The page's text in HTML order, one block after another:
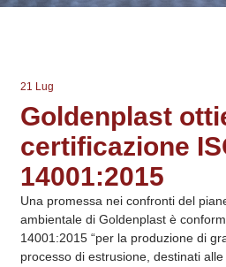
21 Lug
Goldenplast
certificazione
14001:2015
Una promessa nei confronti del
ambientale di Goldenplast è
14001:2015 “per la produzione di
processo di estrusione, destinati